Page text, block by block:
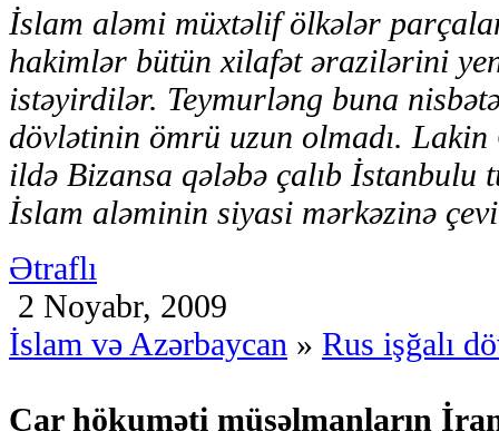
İslam aləmi müxtəlif ölkələr
hakimlər bütün xilafət ərazilərini
istəyirdilər. Teymurləng buna
dövlətinin ömrü uzun olmadı.
ildə Bizansa qələbə çalıb İstanbulu
İslam aləminin siyasi mərkəzinə
Ətraflı
2 Noyabr, 2009
İslam və Azərbaycan » Rus işğalı
Çar hökuməti müsəlmanların